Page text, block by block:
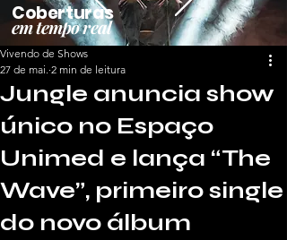
Coberturas
em tempo real
Jungle anuncia show
único no Espaço
Unimed e lança “The
Wave”, primeiro single
do novo álbum
Vivendo de Shows
27 de mai. 2 min de leitura